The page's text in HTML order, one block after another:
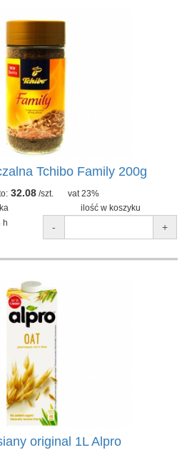
Tchibo Family 200g
32.08 /szt.
vat 23%
ilość w koszyku
h
- +
original 1L Alpro